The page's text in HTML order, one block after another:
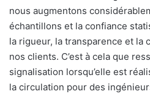
nous augmentons
échantillons et la confiance
la rigueur, la transparence et la
nos clients. C’est à cela que
signalisation lorsqu’elle est
la circulation pour des